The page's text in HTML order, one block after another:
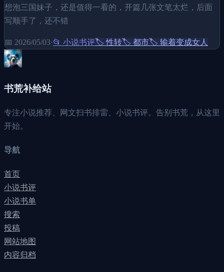
想泡三国妹子，还是值得一看的，开篇几张文笔太烂，后面
写顺手了，还不错
📅 2026/05/03·📂 小说书评🏷️性转🏷️ 都市🏷️ 输着变成女人
书荒补给站
专注小说推荐、网文扫书排雷、小说书评。告别书荒，从这里
开始。
导航
首页
小说书评
小说书单
搜索
投稿
网站地图
内容归档